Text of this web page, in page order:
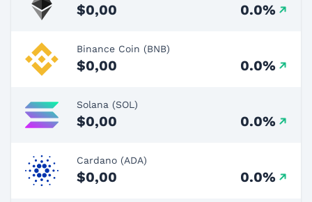
$0,00 0.0%
Binance Coin (BNB)
$0,00 0.0%
Solana (SOL)
$0,00 0.0%
Cardano (ADA)
$0,00 0.0%